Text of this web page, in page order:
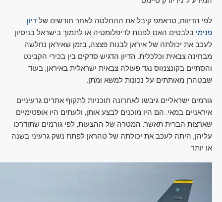
לפי הדיווח, טראמפ קיבל את ההחלטה לאחר חודשים של דיון
פנימי בלבטים האם לפנות לדיפלומטיה או לתמוך בישראל בניסיון
לעכב את יכולתה של איראן לבנות פצצה, בזמן שאיראן נחלשה
מבחינה צבאית וכלכלית. הדיון הדגיש סדקים בין בכירי הקבינט
והסתיים בקונצנזוס נגד פעולה צבאית ישראלית באיראן, בעוד
שבטהרן מאותתים על נכונות למשא ומתן.
גורמים ישראליים גיבשו לאחרונה תוכניות לתקוף אתרים גרעיניים
איראניים במאי. הם היו מוכנים לבצע אותן, ולעתים היו אופטימיים
שארצות הברית תאשר. המטרה של ההצעות, לפי גורמים שתודרכו
עליהן, היתה לעכב את יכולתה של טהראן לפתח נשק גרעיני בשנה
או יותר.